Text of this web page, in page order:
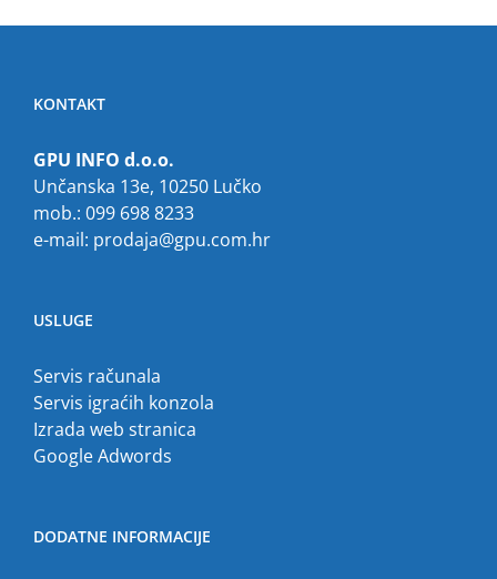
KONTAKT
GPU INFO d.o.o.
Unčanska 13e, 10250 Lučko
mob.: 099 698 8233
e-mail: prodaja@gpu.com.hr
USLUGE
Servis računala
Servis igraćih konzola
Izrada web stranica
Google Adwords
DODATNE INFORMACIJE